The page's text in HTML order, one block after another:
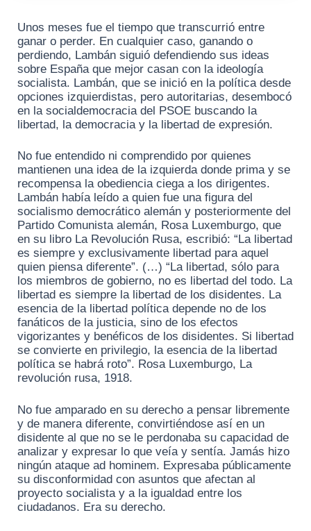
Unos meses fue el tiempo que transcurrió entre
ganar o perder. En cualquier caso, ganando o
perdiendo, Lambán siguió defendiendo sus ideas
sobre España que mejor casan con la ideología
socialista. Lambán, que se inició en la política desde
opciones izquierdistas, pero autoritarias, desembocó
en la socialdemocracia del PSOE buscando la
libertad, la democracia y la libertad de expresión.
No fue entendido ni comprendido por quienes
mantienen una idea de la izquierda donde prima y se
recompensa la obediencia ciega a los dirigentes.
Lambán había leído a quien fue una figura del
socialismo democrático alemán y posteriormente del
Partido Comunista alemán, Rosa Luxemburgo, que
en su libro La Revolución Rusa, escribió: “La libertad
es siempre y exclusivamente libertad para aquel
quien piensa diferente”. (…) “La libertad, sólo para
los miembros de gobierno, no es libertad del todo. La
libertad es siempre la libertad de los disidentes. La
esencia de la libertad política depende no de los
fanáticos de la justicia, sino de los efectos
vigorizantes y benéficos de los disidentes. Si libertad
se convierte en privilegio, la esencia de la libertad
política se habrá roto”. Rosa Luxemburgo, La
revolución rusa, 1918.
No fue amparado en su derecho a pensar libremente
y de manera diferente, convirtiéndose así en un
disidente al que no se le perdonaba su capacidad de
analizar y expresar lo que veía y sentía. Jamás hizo
ningún ataque ad hominem. Expresaba públicamente
su disconformidad con asuntos que afectan al
proyecto socialista y a la igualdad entre los
ciudadanos. Era su derecho.